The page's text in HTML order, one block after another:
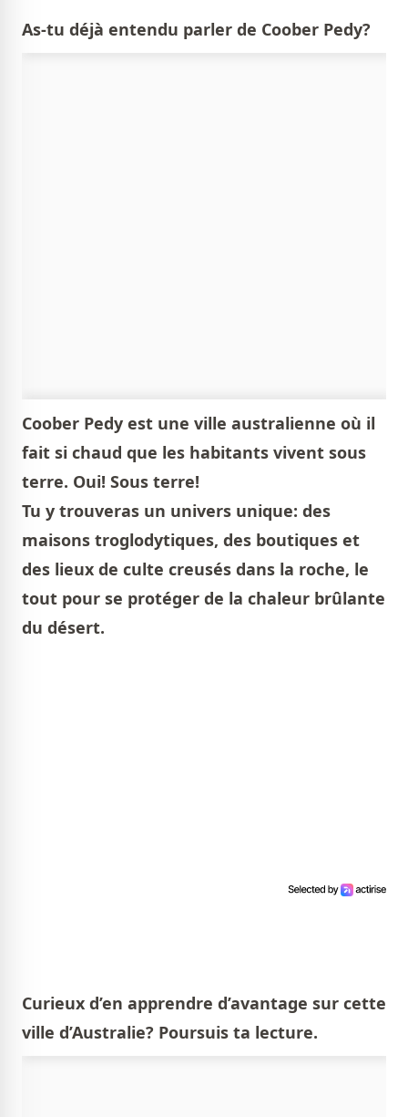
As-tu déjà entendu parler de Coober Pedy?
Coober Pedy est une ville australienne où il
fait si chaud que les habitants vivent sous
terre. Oui! Sous terre!
Tu y trouveras un univers unique: des
maisons troglodytiques, des boutiques et
des lieux de culte creusés dans la roche, le
tout pour se protéger de la chaleur brûlante
du désert.
Curieux d’en apprendre d’avantage sur cette
ville d’Australie? Poursuis ta lecture.